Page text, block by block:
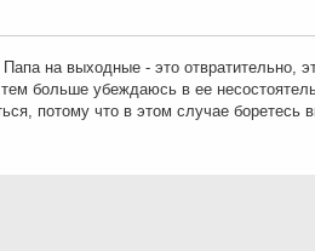
на выходные - это отвратительно,
больше убеждаюсь в ее
потому что в этом случае